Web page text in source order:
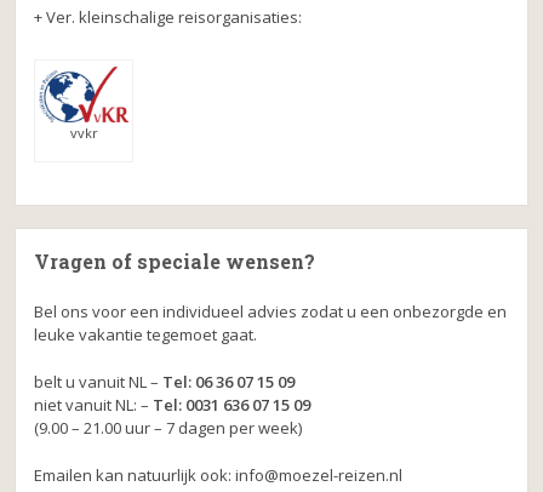
+ Ver. kleinschalige reisorganisaties:
vvkr
Vragen of speciale wensen?
Bel ons voor een individueel advies zodat u een onbezorgde en
leuke vakantie tegemoet gaat.
belt u vanuit NL – Tel: 06 36 07 15 09
niet vanuit NL: – Tel: 0031 636 07 15 09
(9.00 – 21.00 uur – 7 dagen per week)
Emailen kan natuurlijk ook: info@moezel-reizen.nl